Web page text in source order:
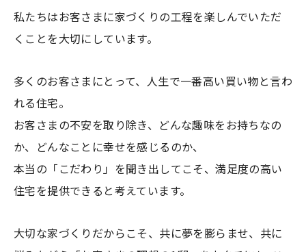
私たちはお客さまに家づくりの工程を楽しんでいただ
くことを大切にしています。
多くのお客さまにとって、人生で一番高い買い物と言わ
れる住宅。
お客さまの不安を取り除き、どんな趣味をお持ちなの
か、どんなことに幸せを感じるのか、
本当の「こだわり」を聞き出してこそ、満足度の高い
住宅を提供できると考えています。
大切な家づくりだからこそ、共に夢を膨らませ、共に